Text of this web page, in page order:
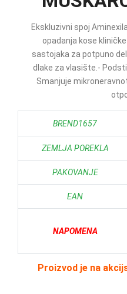
Ekskluzivni spoj
opadanja kose
sastojaka za potpuno
dlake za vlasište.-
Smanjuje
BREND1657
ZEMLJA POREKLA
PAKOVANJE
EAN
NAPOMENA
Proizvod je na